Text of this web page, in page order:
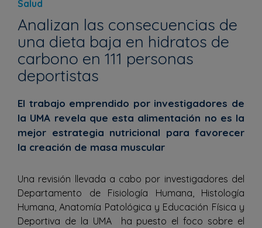
Salud
Analizan las consecuencias de
una dieta baja en hidratos de
carbono en 111 personas
deportistas
El trabajo emprendido por investigadores de
la UMA revela que esta alimentación no es la
mejor estrategia nutricional para favorecer
la creación de masa muscular
Una revisión llevada a cabo por investigadores del
Departamento de Fisiología Humana, Histología
Humana, Anatomía Patológica y Educación Física y
Deportiva de la UMA
ha puesto el foco sobre el